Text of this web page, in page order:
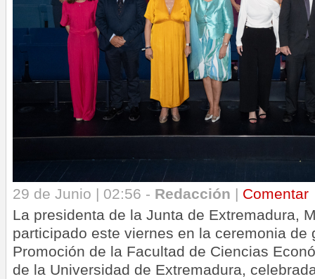
29 de Junio | 02:56 - Redacción | Comentar
La presidenta de la Junta de Extremadura,
participado este viernes en la ceremonia de
Promoción de la Facultad de Ciencias
de la Universidad de Extremadura,